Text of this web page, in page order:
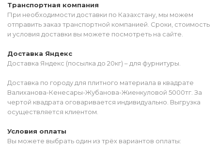
Транспортная компания
При необходимости доставки по Казахстану, мы можем
отправить заказ транспортной компанией. Сроки, стоимость
и условия доставки вы можете посмотреть на сайте.
Доставка Яндекс
Доставка Яндекс (посылка до 20кг) – для фурнитуры.
Доставка по городу для плитного материала в квадрате
Валиханова-Кенесары-Жубанова-Жиенкуловой 5000тг. За
чертой квадрата оговаривается индивидуально. Выгрузка
осуществляется клиентом.
Условия оплаты
Вы можете выбрать один из трёх вариантов оплаты: